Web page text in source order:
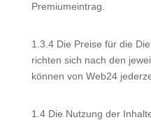
Premiumeintrag.
1.3.4 Die Preise für die
richten sich nach den
können von Web24
1.4 Die Nutzung der